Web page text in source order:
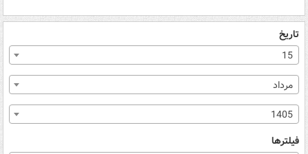
تاریخ
15
مرداد
1405
فیلترها